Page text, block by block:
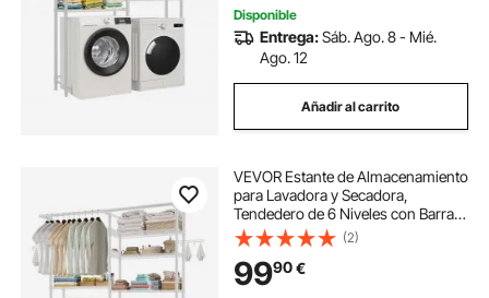
Disponible
Entrega:Sáb. Ago. 8 - Mié.
Ago. 12
Añadir al carrito
VEVOR Estante de Almacenamiento
para Lavadora y Secadora,
Tendedero de 6 Niveles con Barra y
Ganchos, Estantes Ajustables de
dos Filas para Lavadora, Ahorra
Espacio para Lavadero, Color
Blanco
(2)
9990€